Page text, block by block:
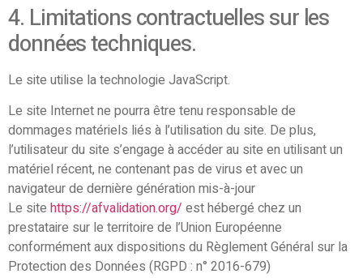
4. Limitations contractuelles sur les
données techniques.
Le site utilise la technologie JavaScript.
Le site Internet ne pourra être tenu responsable de
dommages matériels liés à l’utilisation du site. De plus,
l’utilisateur du site s’engage à accéder au site en utilisant un
matériel récent, ne contenant pas de virus et avec un
navigateur de dernière génération mis-à-jour
Le site https://afvalidation.org/ est hébergé chez un
prestataire sur le territoire de l’Union Européenne
conformément aux dispositions du Règlement Général sur la
Protection des Données (RGPD : n° 2016-679)